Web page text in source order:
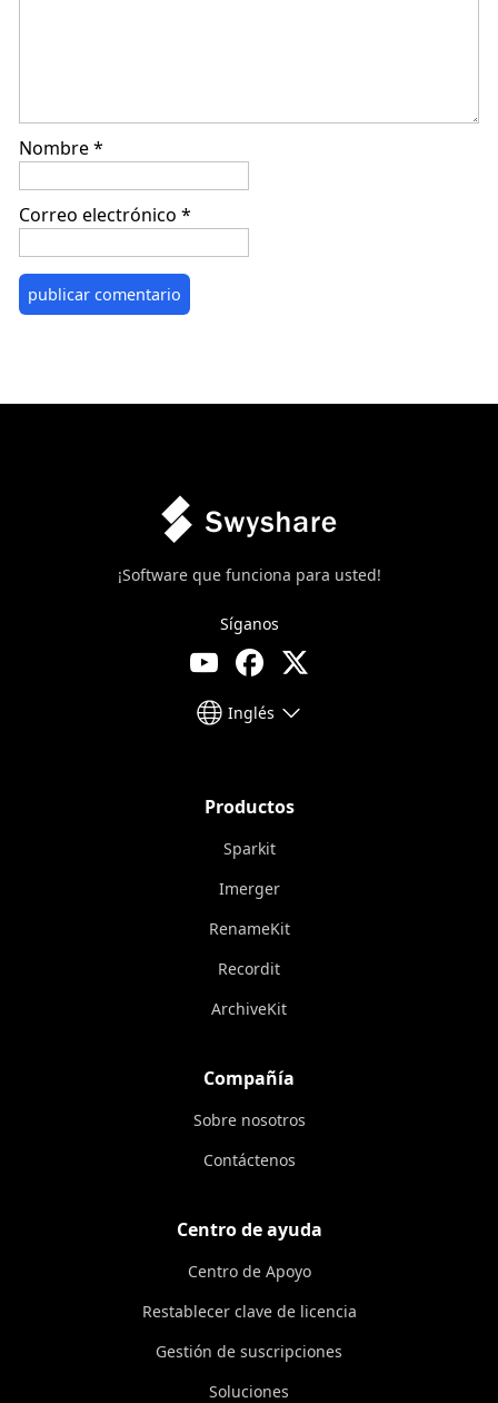
Nombre*
Correo electrónico *
¡Software que funciona para usted!
Síganos
Inglés
Productos
Sparkit
Imerger
RenameKit
Recordit
ArchiveKit
Compañía
Sobre nosotros
Contáctenos
Centro de ayuda
Centro de Apoyo
Restablecer clave de licencia
Gestión de suscripciones
Soluciones